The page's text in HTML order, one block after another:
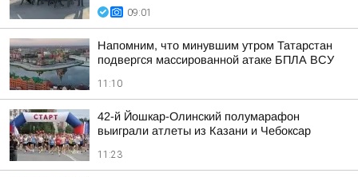
09:01
Напомним, что минувшим утром Татарстан
подвергся массированной атаке БПЛА ВСУ
11:10
42-й Йошкар-Олинский полумарафон
выиграли атлеты из Казани и Чебоксар
11:23